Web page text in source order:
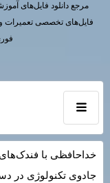
مرجع دانلود فایل‌های
فایل‌های تخصصی تعمیرات و
خداحافظی با
جادوی تکنولوژی در